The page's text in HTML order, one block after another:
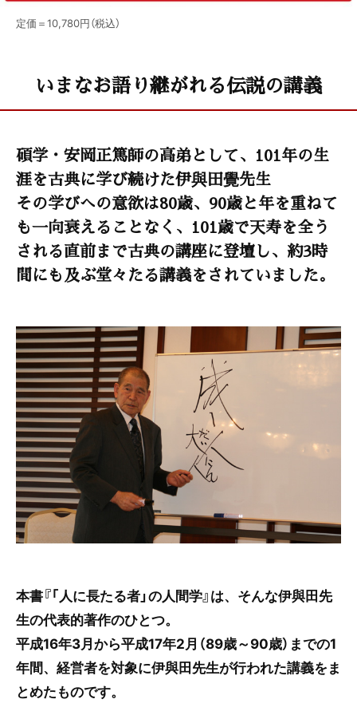
定価＝10,780円（税込）
いまなお語り継がれる伝説の講義
碩学・安岡正篤師の高弟として、101年の生
涯を古典に学び続けた伊與田覺先生
その学びへの意欲は80歳、90歳と年を重ねて
も一向衰えることなく、101歳で天寿を全う
される直前まで古典の講座に登壇し、約3時
間にも及ぶ堂々たる講義をされていました。
本書『「人に長たる者」の人間学』は、そんな伊與田先
生の代表的著作のひとつ。
平成16年3月から平成17年2月（89歳～90歳）までの1
年間、経営者を対象に伊與田先生が行われた講義をま
とめたものです。